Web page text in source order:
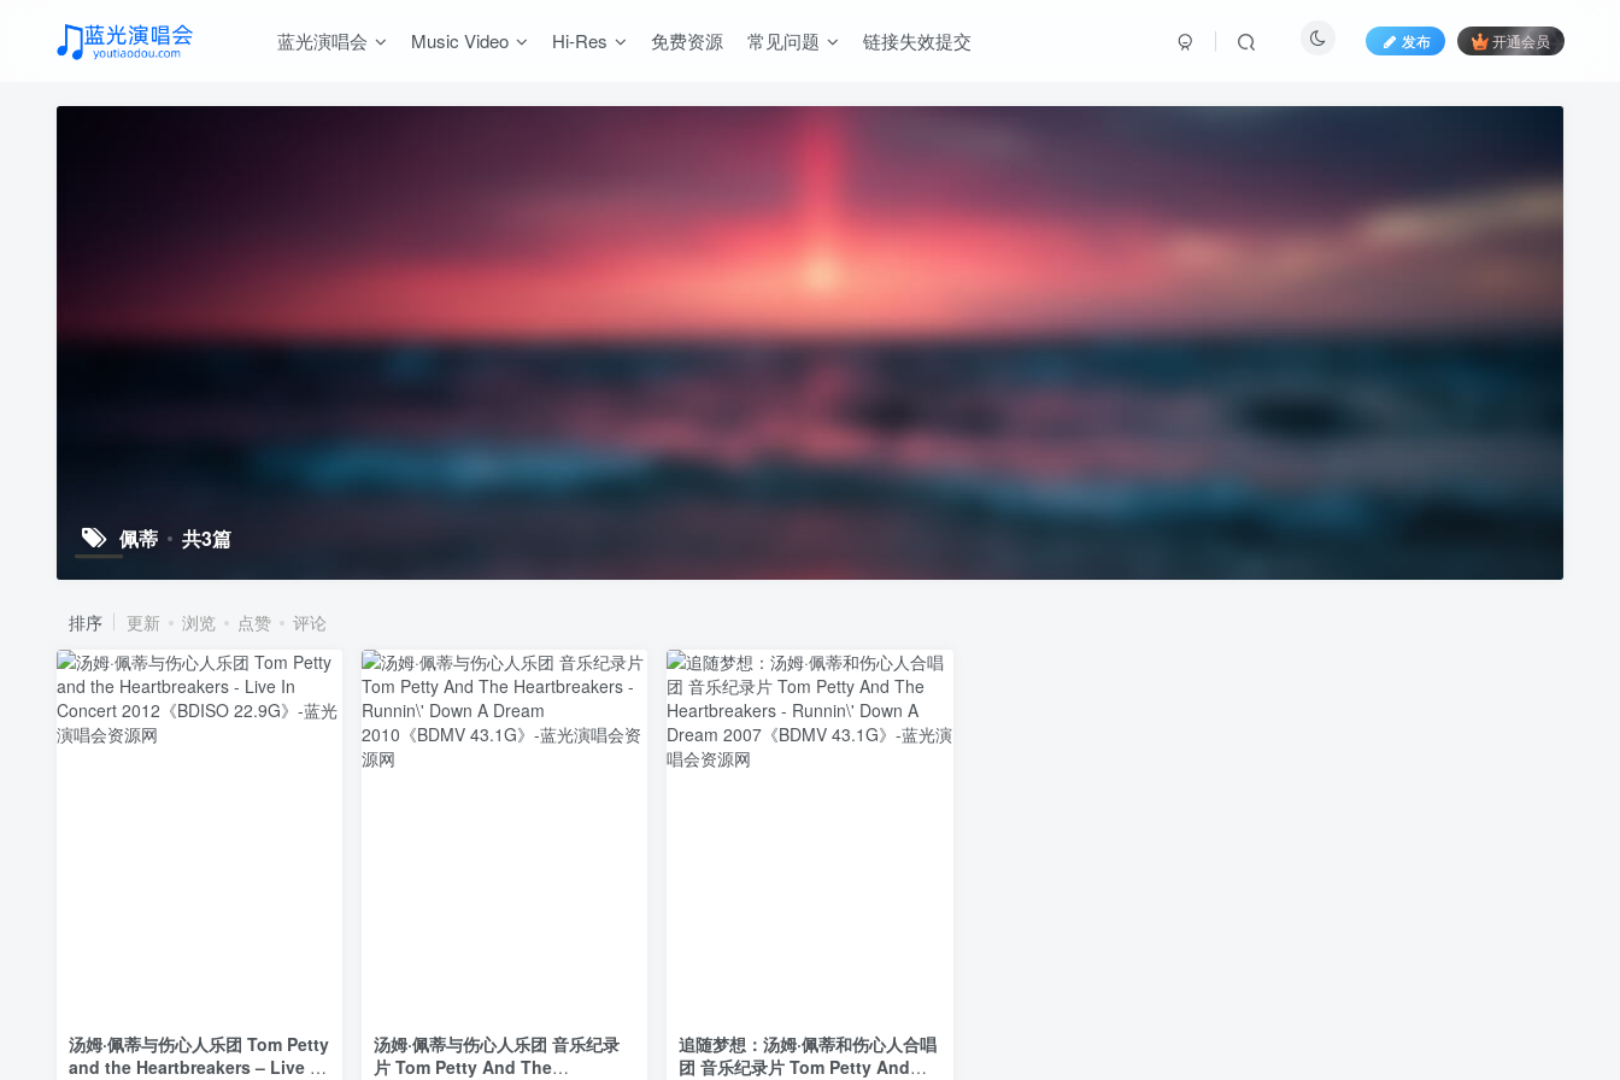
蓝光演唱会 Music Video Hi-Res 免费资源 常见问题 链接失效提交 发布 开通会员
佩蒂 共3篇
排序 更新 浏览 点赞 评论
汤姆·佩蒂与伤心人乐团 Tom Petty
and the Heartbreakers – Live In
汤姆·佩蒂与伤心人乐团 音乐纪录
片 Tom Petty And The
追随梦想：汤姆·佩蒂和伤心人合唱
团 音乐纪录片 Tom Petty And